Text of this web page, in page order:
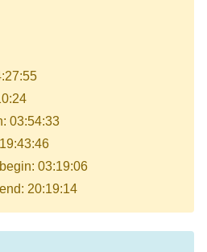
03:54:33
03:19:06
20:19:14